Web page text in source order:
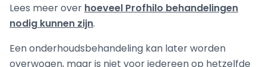
Lees meer over hoeveel Profhilo behandelingen
nodig kunnen zijn.
Een onderhoudsbehandeling kan later worden
overwogen, maar is niet voor iedereen op hetzelfde